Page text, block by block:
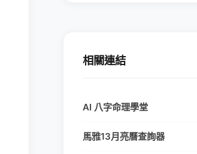
相關連結
AI 八字命理學堂
馬雅13月亮曆查詢器